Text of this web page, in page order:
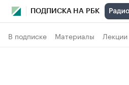
ПОДПИСКА НА РБК
В подписке Материалы Лекции